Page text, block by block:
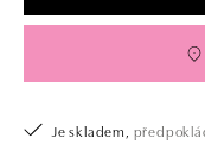
Je skladem,